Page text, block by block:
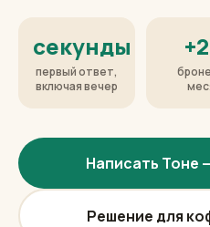
секунды
первый ответ,
включая вечер
Написать Тоне
Решение для